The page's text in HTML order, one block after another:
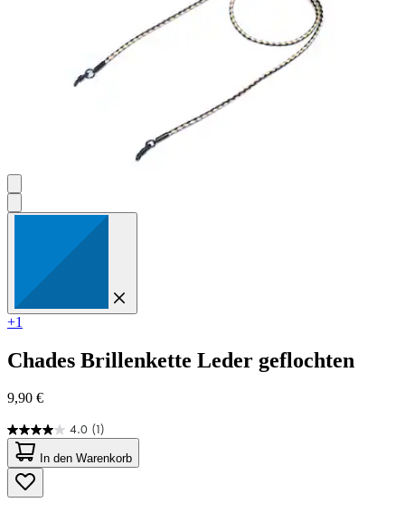
+1
Chades Brillenkette Leder geflochten
9,90 €
4.0 (1)
4.0
von
5
Sternen.
1
In den Warenkorb